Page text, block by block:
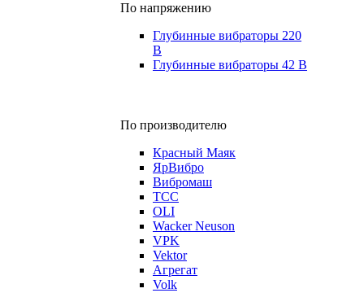
По напряжению
Глубинные вибраторы 220
В
Глубинные вибраторы 42 В
По производителю
Красный Маяк
ЯрВибро
Вибромаш
ТСС
OLI
Wacker Neuson
VPK
Vektor
Агрегат
Volk